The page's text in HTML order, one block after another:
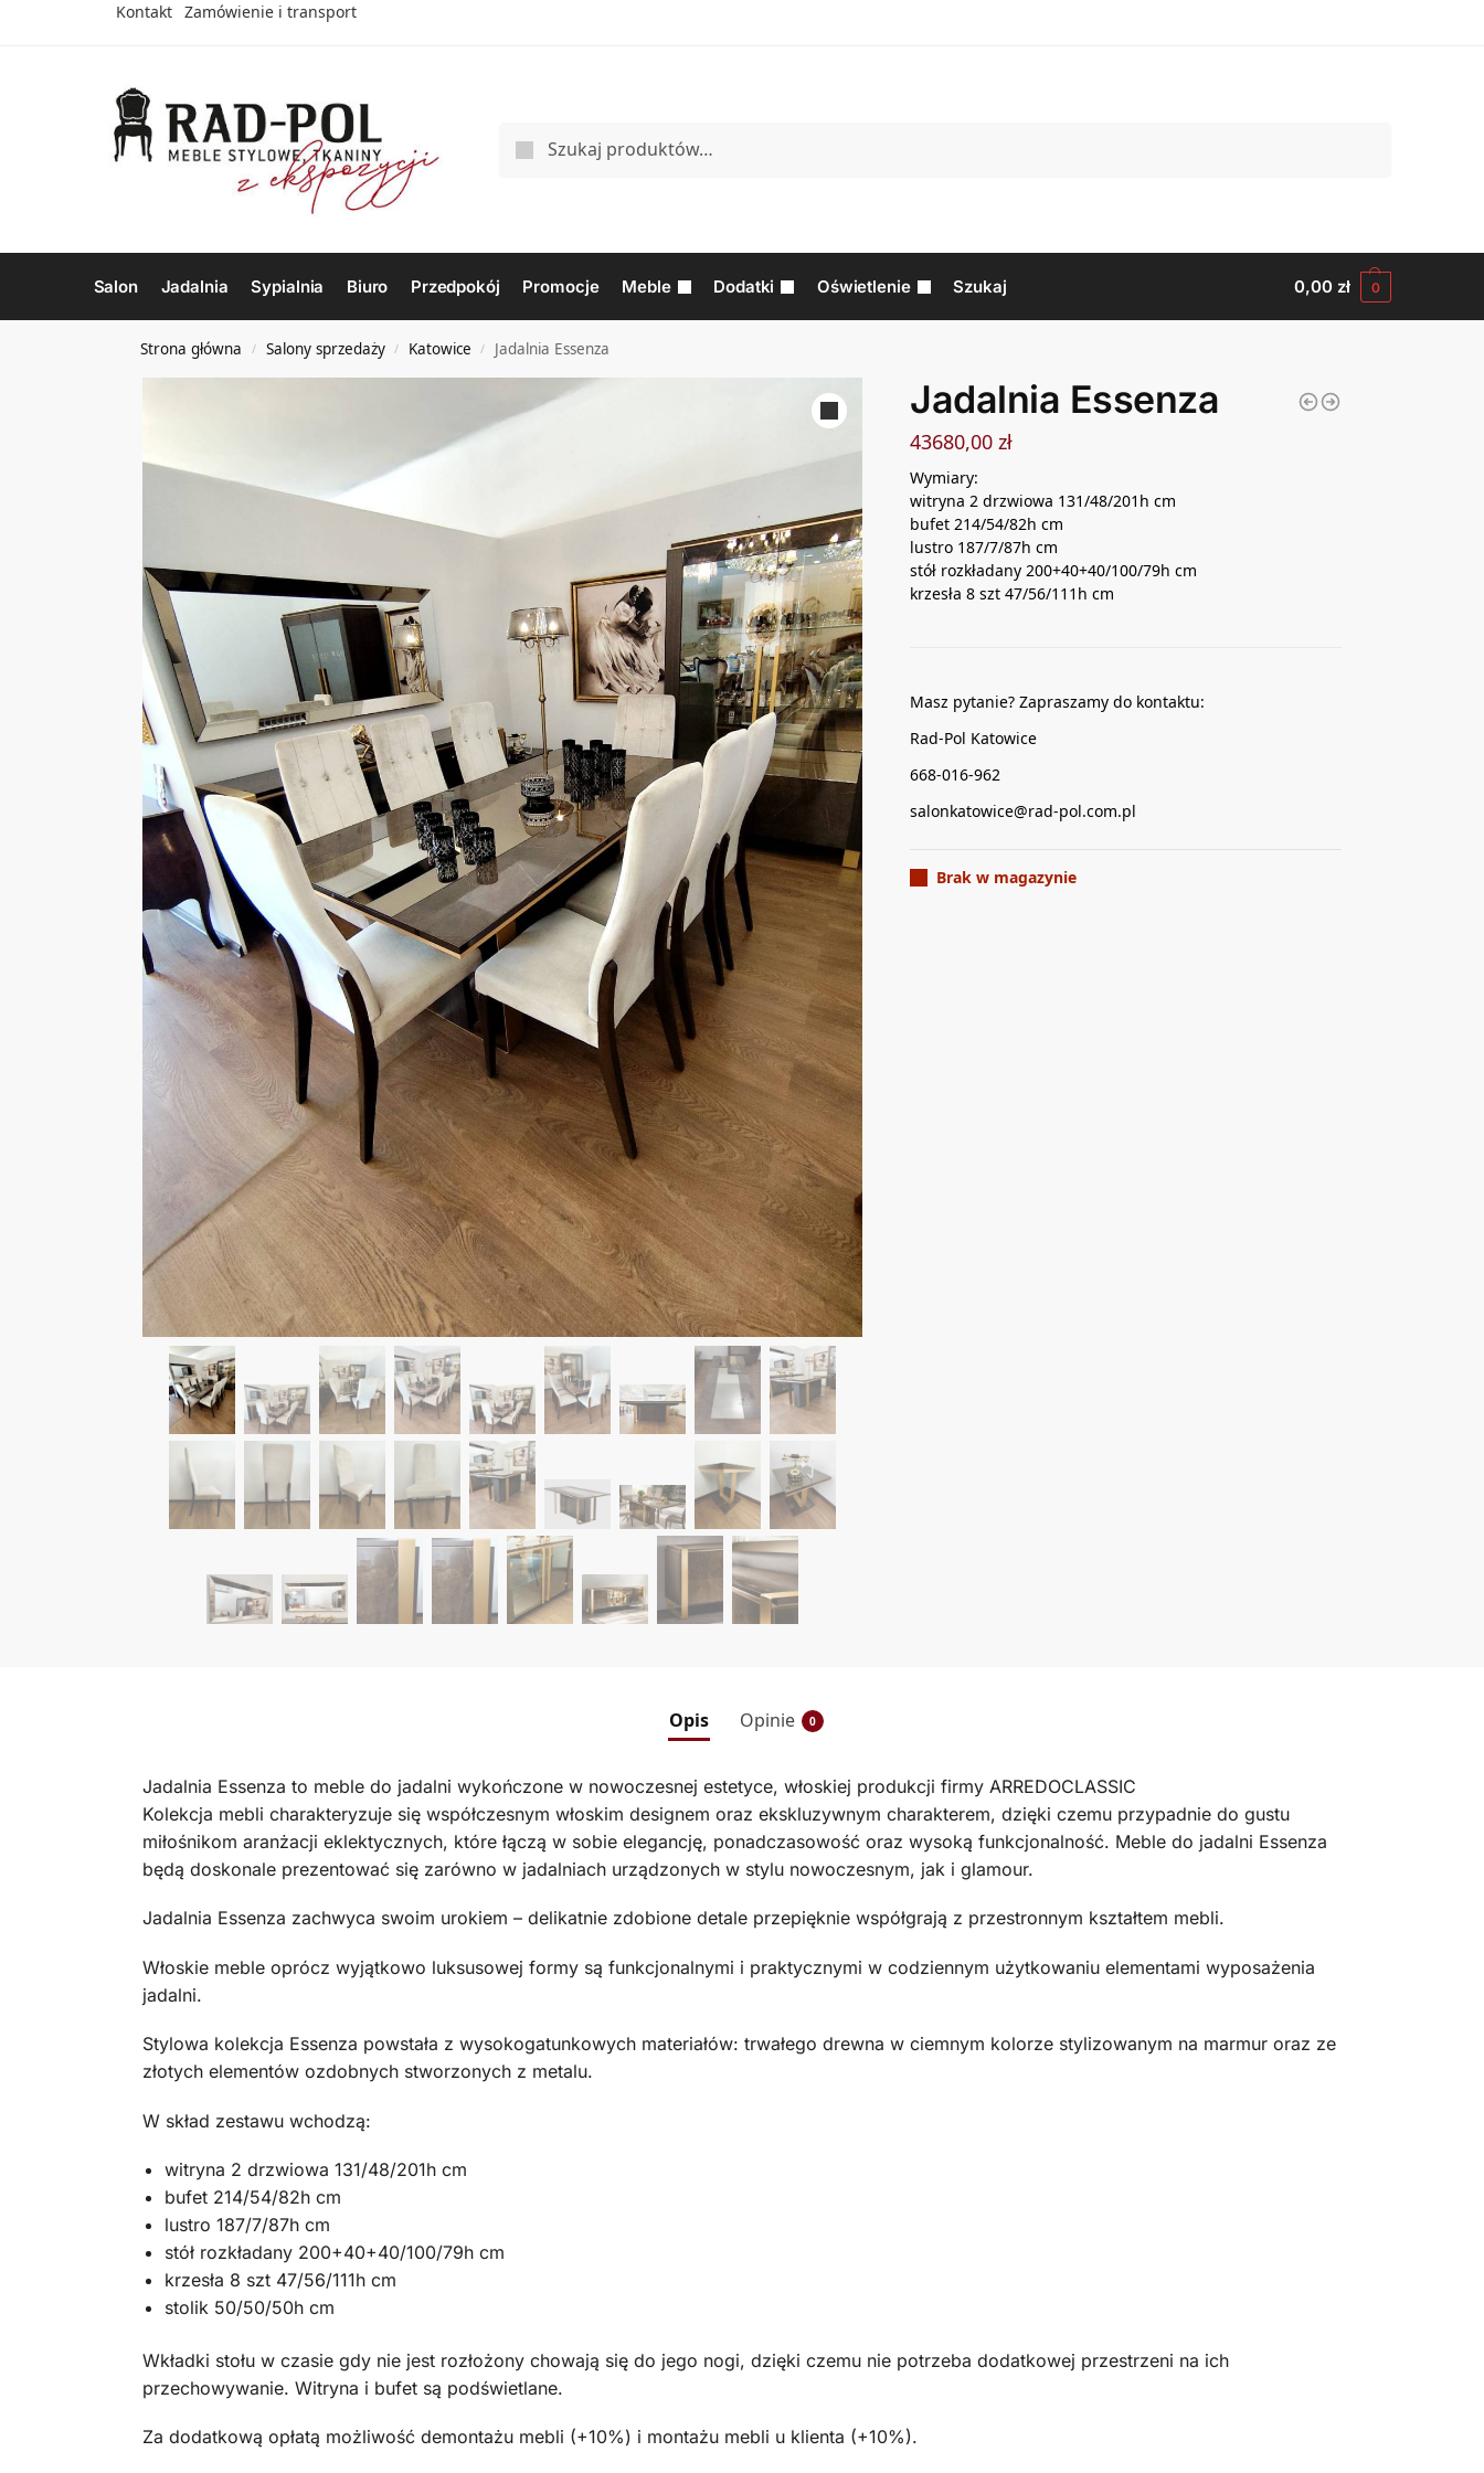
Kontakt Zamówienie i transport
Salon Jadalnia Sypialnia Biuro Przedpokój Promocje Meble Dodatki Oświetlenie Szukaj 0,00 zł 0
Strona główna / Salony sprzedaży / Katowice / Jadalnia Essenza
Jadalnia Essenza
43680,00zł
Wymiary:
witryna 2 drzwiowa 131/48/201h cm
bufet 214/54/82h cm
lustro 187/7/87h cm
stół rozkładany 200+40+40/100/79h cm
krzesła 8 szt 47/56/111h cm
Masz pytanie? Zapraszamy do kontaktu:
Rad-Pol Katowice
668-016-962
salonkatowice@rad-pol.com.pl
Brak w magazynie
Opis Opinie 0
Jadalnia Essenza to meble do jadalni wykończone w nowoczesnej estetyce, włoskiej produkcji firmy ARREDOCLASSIC
Kolekcja mebli charakteryzuje się współczesnym włoskim designem oraz ekskluzywnym charakterem, dzięki czemu przypadnie do gustu
miłośnikom aranżacji eklektycznych, które łączą w sobie elegancję, ponadczasowość oraz wysoką funkcjonalność. Meble do jadalni Essenza
będą doskonale prezentować się zarówno w jadalniach urządzonych w stylu nowoczesnym, jak i glamour.
Jadalnia Essenza zachwyca swoim urokiem – delikatnie zdobione detale przepięknie współgrają z przestronnym kształtem mebli.
Włoskie meble oprócz wyjątkowo luksusowej formy są funkcjonalnymi i praktycznymi w codziennym użytkowaniu elementami wyposażenia
jadalni.
Stylowa kolekcja Essenza powstała z wysokogatunkowych materiałów: trwałego drewna w ciemnym kolorze stylizowanym na marmur oraz ze
złotych elementów ozdobnych stworzonych z metalu.
W skład zestawu wchodzą:
witryna 2 drzwiowa 131/48/201h cm
bufet 214/54/82h cm
lustro 187/7/87h cm
stół rozkładany 200+40+40/100/79h cm
krzesła 8 szt 47/56/111h cm
stolik 50/50/50h cm
Wkładki stołu w czasie gdy nie jest rozłożony chowają się do jego nogi, dzięki czemu nie potrzeba dodatkowej przestrzeni na ich
przechowywanie. Witryna i bufet są podświetlane.
Za dodatkową opłatą możliwość demontażu mebli (+10%) i montażu mebli u klienta (+10%).